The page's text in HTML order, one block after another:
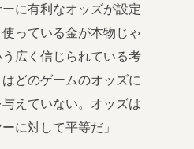
ーに有利なオッズが設定
っている金が本物じゃ
広く信じられている考
どのゲームのオッズに
えていない。オッズは
に対して平等だ」